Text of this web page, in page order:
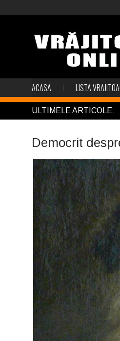
ACASA LISTA
ULTIMELE ARTICOLE:
Democrit